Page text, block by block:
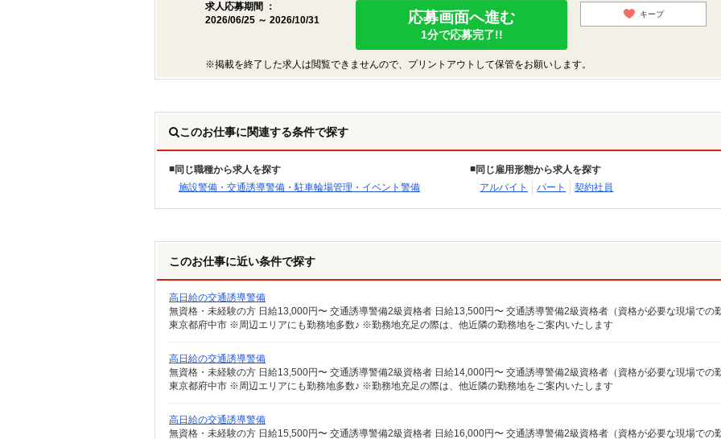
求人応募期間 ：
2026/06/25 ～ 2026/10/31
応募画面へ進む
1分で応募完了!!
キープ
※掲載を終了した求人は閲覧できませんので、プリントアウトして保管をお願いします。
このお仕事に関連する条件で探す
同じ職種から求人を探す
施設警備・交通誘導警備・駐車輪場管理・イベント警備
同じ雇用形態から求人を探す
アルバイト
パート 契約社員
このお仕事に近い条件で探す
高日給の交通誘導警備
東京都府中市 ※周辺エリアにも勤務地多数♪ ※勤務地充足の際は、他近隣の勤務地をご案内いたします
高日給の交通誘導警備
東京都府中市 ※周辺エリアにも勤務地多数♪ ※勤務地充足の際は、他近隣の勤務地をご案内いたします
高日給の交通誘導警備